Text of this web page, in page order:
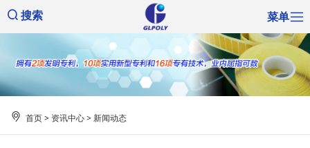
搜索 菜单
首页> 资讯中心>新闻动态